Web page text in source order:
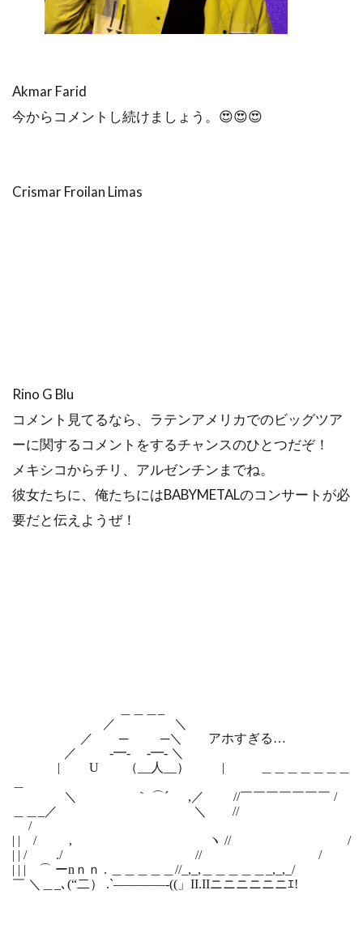
Akmar Farid
今からコメントし続けましょう。😍😍😍
Crismar Froilan Limas
Rino G Blu
コメント見てるなら、ラテンアメリカでのビッグツア
ーに関するコメントをするチャンスのひとつだぞ！
メキシコからチリ、アルゼンチンまでね。
彼女たちに、俺たちにはBABYMETALのコンサートが必
要だと伝えようぜ！
／ ＼
／ ─ ─＼ アホすぎる…
／ -━- -━- ＼
| U （__人__） | ＿＿＿＿＿＿＿
＼ ｀ ⌒´ ,／ //￣￣￣￣￣￣￣ /
＿＿_／ ＼ //
/
| | / , ヽ // /
| | / ./ // /
| | | ⌒ ーnｎｎ . ＿＿＿＿＿//_,_,＿＿＿＿＿_,_,_/
￣ ＼＿_､(“二） .`――――-((」II.IIニニニニニニｴ!